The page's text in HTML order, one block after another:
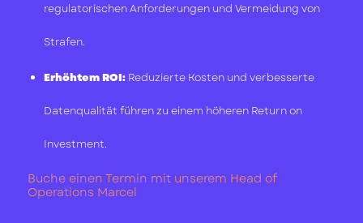
regulatorischen Anforderungen und Vermeidung von
Strafen.
Erhöhtem ROI: Reduzierte Kosten und verbesserte
Datenqualität führen zu einem höheren Return on
Investment.
Buche einen Termin mit unserem Head of
Operations Marcel